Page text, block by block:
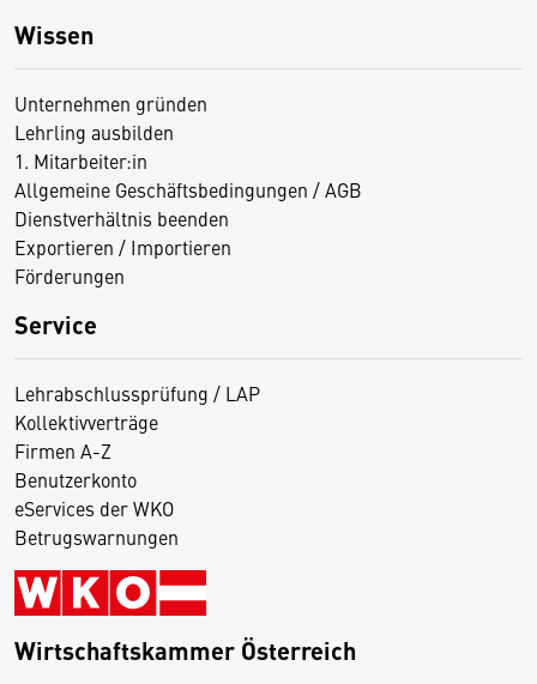
Wissen
Unternehmen gründen
Lehrling ausbilden
1. Mitarbeiter:in
Allgemeine Geschäftsbedingungen / AGB
Dienstverhältnis beenden
Exportieren / Importieren
Förderungen
Service
Lehrabschlussprüfung / LAP
Kollektivverträge
Firmen A-Z
Benutzerkonto
eServices der WKO
Betrugswarnungen
Wirtschaftskammer Österreich